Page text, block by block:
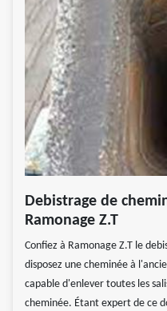
Debistrage de
Ramonage Z.T
Confiez à Ramonage Z.T le
disposez une cheminée à
capable d'enlever toutes les
cheminée. Étant expert de ce